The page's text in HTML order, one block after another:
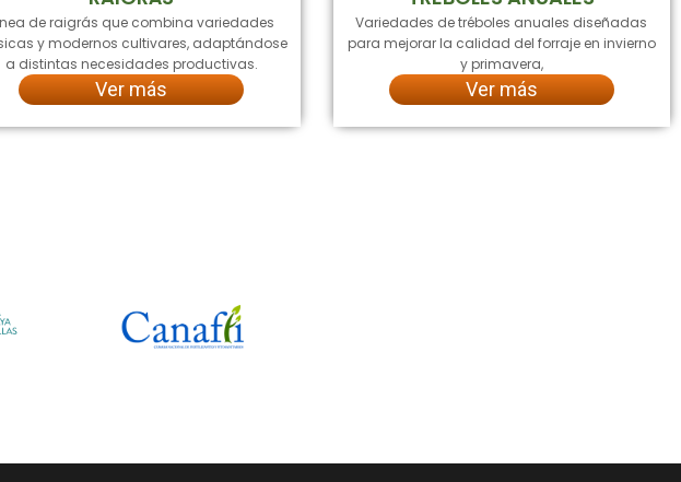
de raigrás que combina variedades
y modernos cultivares, adaptándose
a distintas necesidades productivas.
Ver más
Variedades de tréboles anuales diseñadas
para mejorar la calidad del forraje en invierno
y primavera,
Ver más